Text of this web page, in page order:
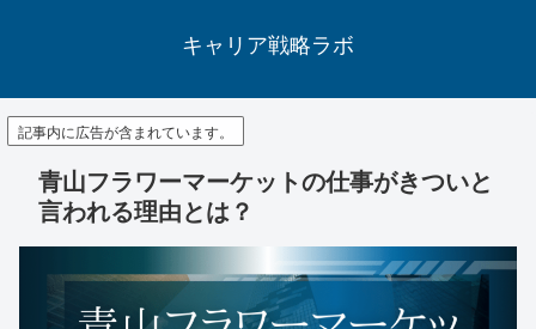
キャリア戦略ラボ
記事内に広告が含まれています。
青山フラワーマーケットの仕事がきついと
言われる理由とは？